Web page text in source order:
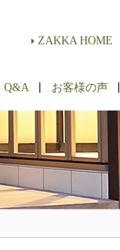
ZAKKA HOME
Q&A お客様の声